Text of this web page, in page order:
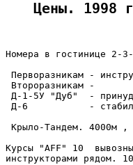
Цены. 1998
Номера в гостинице 2-
Перворазникам -
Второразникам -
Д-1-5У "Дуб"  -
Д-6           -
Крыло-Тандем. 4000м ,
Курсы "AFF" 10
инструкторами рядом.